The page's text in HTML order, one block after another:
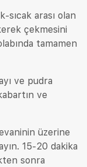
sıcak arası olan
çekmesini
tamamen
ve pudra
ve
üzerine
15-20 dakika
sonra